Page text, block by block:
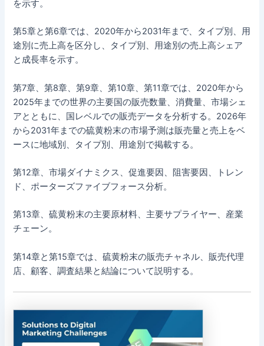
を示す。
第5章と第6章では、2020年から2031年まで、タイプ別、用
途別に売上高を区分し、タイプ別、用途別の売上高シェア
と成長率を示す。
第7章、第8章、第9章、第10章、第11章では、2020年から
2025年までの世界の主要国の販売数量、消費量、市場シェ
アとともに、国レベルでの販売データを分析する。2026年
から2031年までの硫黄粉末の市場予測は販売量と売上をベ
ースに地域別、タイプ別、用途別で掲載する。
第12章、市場ダイナミクス、促進要因、阻害要因、トレン
ド、ポーターズファイブフォース分析。
第13章、硫黄粉末の主要原材料、主要サプライヤー、産業
チェーン。
第14章と第15章では、硫黄粉末の販売チャネル、販売代理
店、顧客、調査結果と結論について説明する。